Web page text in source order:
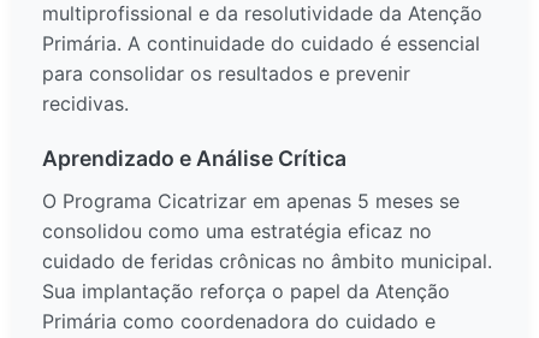
multiprofissional e da resolutividade da Atenção
Primária. A continuidade do cuidado é essencial
para consolidar os resultados e prevenir
recidivas.
Aprendizado e Análise Crítica
O Programa Cicatrizar em apenas 5 meses se
consolidou como uma estratégia eficaz no
cuidado de feridas crônicas no âmbito municipal.
Sua implantação reforça o papel da Atenção
Primária como coordenadora do cuidado e